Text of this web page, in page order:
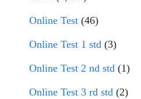
Online Test (46)
Online Test 1 std (3)
Online Test 2 nd std (1)
Online Test 3 rd std (2)